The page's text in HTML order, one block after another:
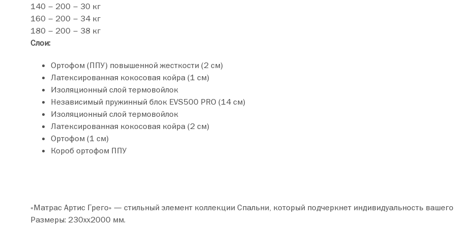
140 – 200 – 30 кг
160 – 200 – 34 кг
180 – 200 – 38 кг
Слои:
Ортофом (ППУ) повышенной жесткости (2 см)
Латексированная кокосовая койра (1 см)
Изоляционный слой термовойлок
Независимый пружинный блок EVS500 PRO (14 см)
Изоляционный слой термовойлок
Латексированная кокосовая койра (2 см)
Ортофом (1 см)
Короб ортофом ППУ
«Матрас Артис Грего» — стильный элемент коллекции Спальни, который подчеркнет индивидуальность вашего
Размеры: 230хх2000 мм.